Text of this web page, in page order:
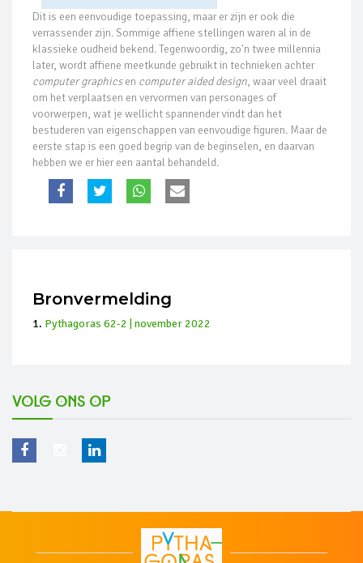
Dit is een eenvoudige toepassing, maar er zijn er ook die
verrassender zijn. Sommige affiene stellingen waren al in de
klassieke oudheid bekend. Tegenwoordig, zo'n twee millennia
later, wordt affiene meetkunde gebruikt in technieken achter
computer graphicsen computer aided design, waar veel draait
om het verplaatsen en vervormen van personages of
voorwerpen, wat je wellicht spannender vindt dan het
bestuderen van eigenschappen van eenvoudige figuren. Maar de
eerste stap is een goed begrip van de beginselen, en daarvan
hebben we er hier een aantal behandeld.
Bronvermelding
Pythagoras 62-2 | november 2022
Volg ons op